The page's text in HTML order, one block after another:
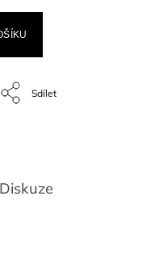
Sdílet
Diskuze